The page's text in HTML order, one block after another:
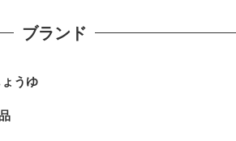
ブランド
うゆ